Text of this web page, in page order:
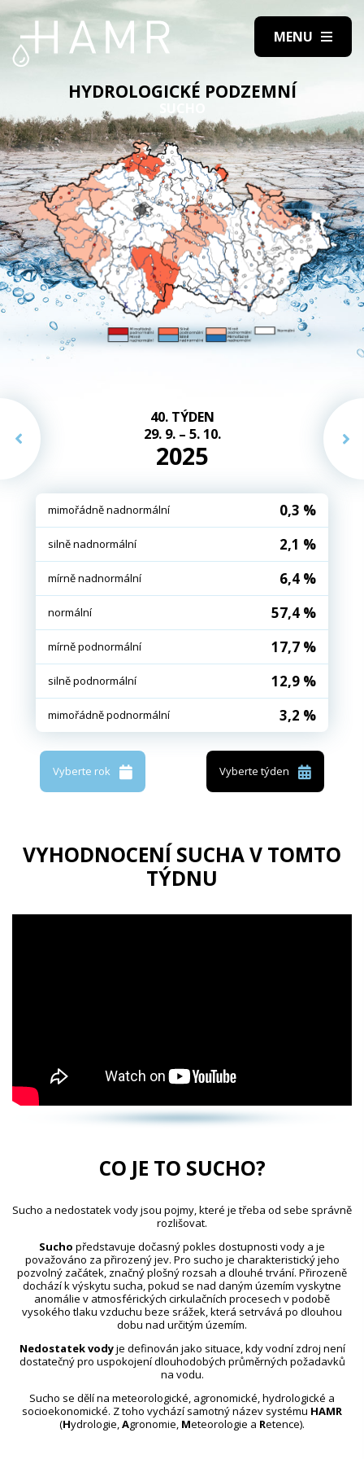
HYDROLOGICKÉ PODZEMNÍ
SUCHO
40. TÝDEN
29. 9. – 5. 10.
2025
mimořádně nadnormální 0,3 %
silně nadnormální 2,1 %
mírně nadnormální 6,4 %
normální 57,4 %
mírně podnormální 17,7 %
silně podnormální 12,9 %
mimořádně podnormální 3,2 %
Vyberte rok Vyberte týden
VYHODNOCENÍ SUCHA V TOMTO
TÝDNU
CO JE TO SUCHO?
Sucho a nedostatek vody jsou pojmy, které je třeba od sebe správně
rozlišovat.
Sucho představuje dočasný pokles dostupnosti vody a je
považováno za přirozený jev. Pro sucho je charakteristický jeho
pozvolný začátek, značný plošný rozsah a dlouhé trvání. Přirozeně
dochází k výskytu sucha, pokud se nad daným územím vyskytne
anomálie v atmosférických cirkulačních procesech v podobě
vysokého tlaku vzduchu beze srážek, která setrvává po dlouhou
dobu nad určitým územím.
Nedostatek vodyje definován jako situace, kdy vodní zdroj není
dostatečný pro uspokojení dlouhodobých průměrných požadavků
na vodu.
Sucho se dělí na meteorologické, agronomické, hydrologické a
socioekonomické. Z toho vychází samotný název systému HAMR
(Hydrologie,Agronomie, Meteorologie a Retence).